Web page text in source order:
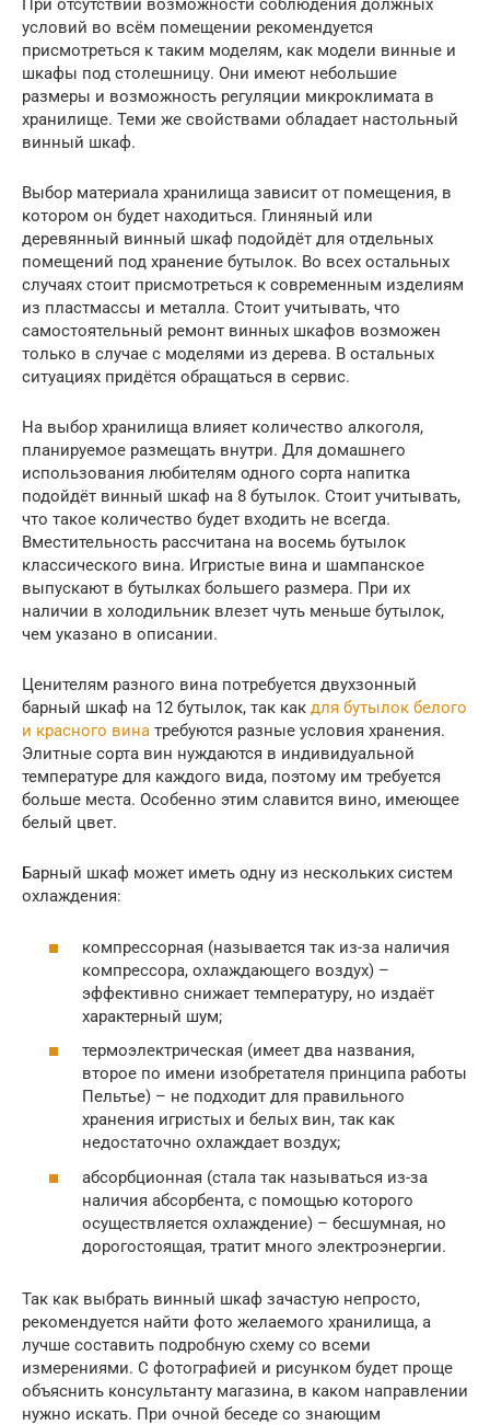
При отсутствии возможности соблюдения должных
условий во всём помещении рекомендуется
присмотреться к таким моделям, как модели винные и
шкафы под столешницу. Они имеют небольшие
размеры и возможность регуляции микроклимата в
хранилище. Теми же свойствами обладает настольный
винный шкаф.
Выбор материала хранилища зависит от помещения, в
котором он будет находиться. Глиняный или
деревянный винный шкаф подойдёт для отдельных
помещений под хранение бутылок. Во всех остальных
случаях стоит присмотреться к современным изделиям
из пластмассы и металла. Стоит учитывать, что
самостоятельный ремонт винных шкафов возможен
только в случае с моделями из дерева. В остальных
ситуациях придётся обращаться в сервис.
На выбор хранилища влияет количество алкоголя,
планируемое размещать внутри. Для домашнего
использования любителям одного сорта напитка
подойдёт винный шкаф на 8 бутылок. Стоит учитывать,
что такое количество будет входить не всегда.
Вместительность рассчитана на восемь бутылок
классического вина. Игристые вина и шампанское
выпускают в бутылках большего размера. При их
наличии в холодильник влезет чуть меньше бутылок,
чем указано в описании.
Ценителям разного вина потребуется двухзонный
барный шкаф на 12 бутылок, так как для бутылок белого
и красного вина требуются разные условия хранения.
Элитные сорта вин нуждаются в индивидуальной
температуре для каждого вида, поэтому им требуется
больше места. Особенно этим славится вино, имеющее
белый цвет.
Барный шкаф может иметь одну из нескольких систем
охлаждения:
компрессорная (называется так из-за наличия
компрессора, охлаждающего воздух) –
эффективно снижает температуру, но издаёт
характерный шум;
термоэлектрическая (имеет два названия,
второе по имени изобретателя принципа работы
Пельтье) – не подходит для правильного
хранения игристых и белых вин, так как
недостаточно охлаждает воздух;
абсорбционная (стала так называться из-за
наличия абсорбента, с помощью которого
осуществляется охлаждение) – бесшумная, но
дорогостоящая, тратит много электроэнергии.
Так как выбрать винный шкаф зачастую непросто,
рекомендуется найти фото желаемого хранилища, а
лучше составить подробную схему со всеми
измерениями. С фотографией и рисунком будет проще
объяснить консультанту магазина, в каком направлении
нужно искать. При очной беседе со знающим